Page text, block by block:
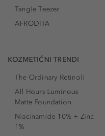
Tangle Teezer
AFRODITA
KOZMETIČNI TRENDI
The Ordinary Retinoli
All Hours Luminous
Matte Foundation
Niacinamide 10% + Zinc
1%